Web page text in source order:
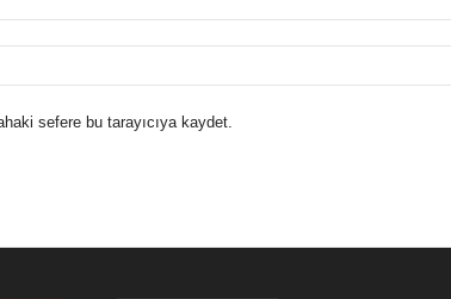
sefere bu tarayıcıya kaydet.